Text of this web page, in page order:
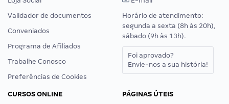
Validador de documentos
Conveniados
Programa de Afiliados
Trabalhe Conosco
Preferências de Cookies
Horário de atendimento:
segunda a sexta (8h às 20h),
sábado (9h às 13h).
Foi aprovado?
Envie-nos a sua história!
CURSOS ONLINE
PÁGINAS ÚTEIS